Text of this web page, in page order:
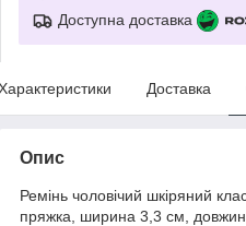
Доступна доставка
Доставка
Опис
Ремінь чоловічий шкіряний
пряжка, ширина 3,3 см,